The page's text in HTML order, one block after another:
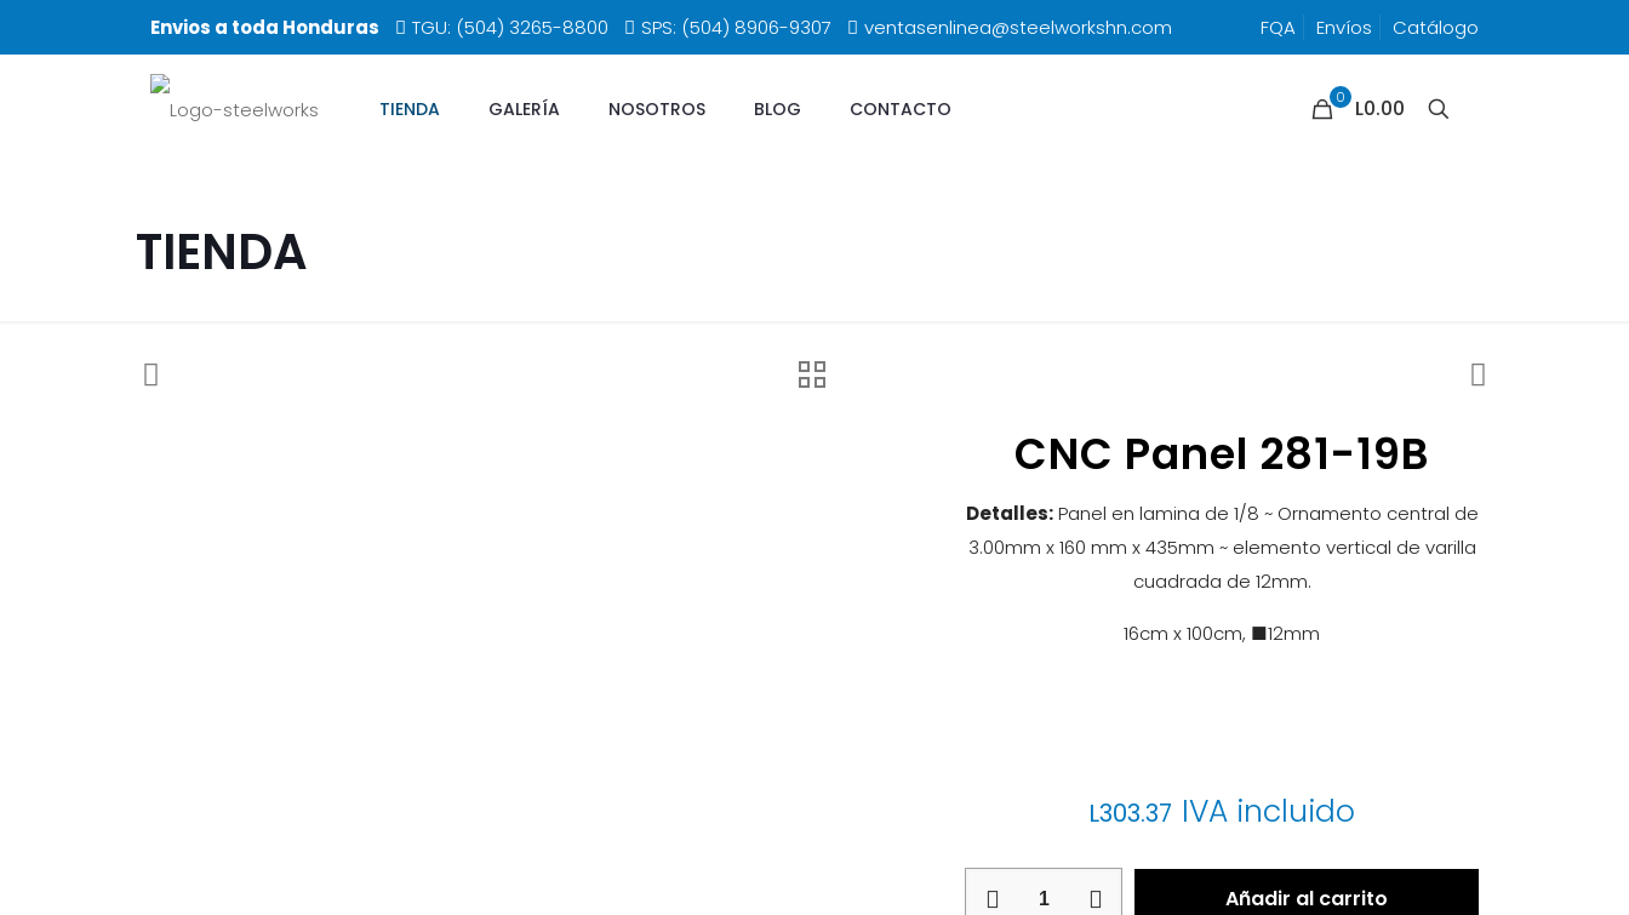
Envios a toda Honduras TGU: (504) 3265-8800 SPS: (504) 8906-9307 ventasenlinea@steelworkshn.com FQA Envíos Catálogo
TIENDA GALERÍA NOSOTROS BLOG CONTACTO 0 L0.00
TIENDA
CNC Panel 281-19B
Detalles:Panel en lamina de 1/8 ~ Ornamento central de
3.00mm x 160 mm x 435mm ~ elemento vertical de varilla
cuadrada de 12mm.
16cm x 100cm, ■12mm
L303.37 IVA incluido
Añadir al carrito